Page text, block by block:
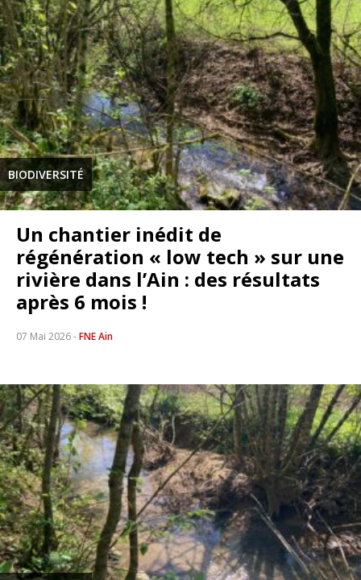
BIODIVERSITÉ
Un chantier inédit de
régénération « low tech » sur une
rivière dans l’Ain : des résultats
après 6 mois !
07 Mai 2026-FNE Ain